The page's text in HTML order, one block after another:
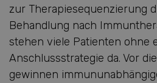
zur Therapiesequenzierung
Behandlung nach
stehen viele Patienten ohne
Anschlussstrategie da. Vor
gewinnen